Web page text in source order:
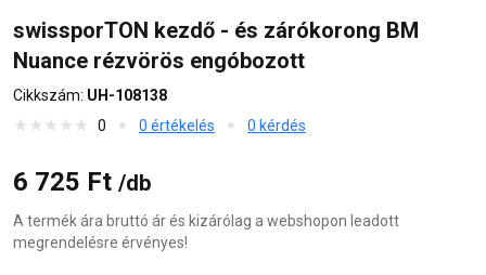
swissporTON kezdő - és zárókorong BM
Nuance rézvörös engóbozott
Cikkszám: UH-108138
0
0 értékelés 0 kérdés
6 725 Ft /db
A termék ára bruttó ár és kizárólag a webshopon leadott
megrendelésre érvényes!